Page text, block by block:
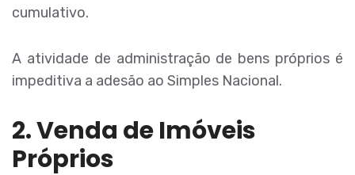
cumulativo.
A atividade de administração de bens próprios é
impeditiva a adesão ao Simples Nacional.
2. Venda de Imóveis
Próprios